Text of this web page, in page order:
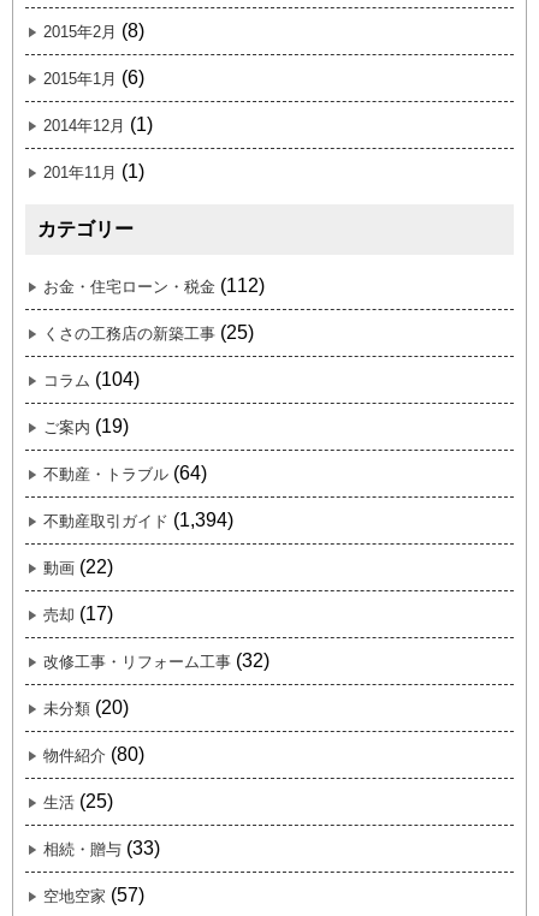
2015年2月 (8)
2015年1月 (6)
2014年12月 (1)
201年11月 (1)
カテゴリー
お金・住宅ローン・税金 (112)
くさの工務店の新築工事 (25)
コラム (104)
ご案内 (19)
不動産・トラブル (64)
不動産取引ガイド (1,394)
動画 (22)
売却 (17)
改修工事・リフォーム工事 (32)
未分類 (20)
物件紹介 (80)
生活 (25)
相続・贈与 (33)
空地空家 (57)